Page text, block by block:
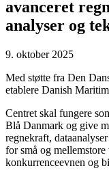
avanceret
analyser og
9. oktober 2025
Med støtte fra Den
etablere Danish
Centret skal fungere
Blå Danmark og give
regnekraft,
for små og
konkurrenceevnen og